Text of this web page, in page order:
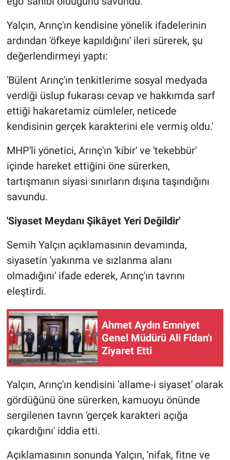
Yalçın, Arınç'ın kendisine yönelik ifadelerinin
ardından 'öfkeye kapıldığını' ileri sürerek, şu
değerlendirmeyi yaptı:
'Bülent Arınç'ın tenkitlerime sosyal medyada
verdiği üslup fukarası cevap ve hakkımda sarf
ettiği hakaretamiz cümleler, neticede
kendisinin gerçek karakterini ele vermiş oldu.'
MHP'li yönetici, Arınç'ın 'kibir' ve 'tekebbür'
içinde hareket ettiğini öne sürerken,
tartışmanın siyasi sınırların dışına taşındığını
savundu.
'Siyaset Meydanı Şikâyet Yeri Değildir'
Semih Yalçın açıklamasının devamında,
siyasetin 'yakınma ve sızlanma alanı
olmadığını' ifade ederek, Arınç'ın tavrını
eleştirdi.
Ahmet Aydın Emniyet
Genel Müdürü Ali Fidan'ı
Ziyaret Etti
Yalçın, Arınç'ın kendisini 'allame-i siyaset' olarak
gördüğünü öne sürerken, kamuoyu önünde
sergilenen tavrın 'gerçek karakteri açığa
çıkardığını' iddia etti.
Açıklamasının sonunda Yalçın, 'nifak, fitne ve